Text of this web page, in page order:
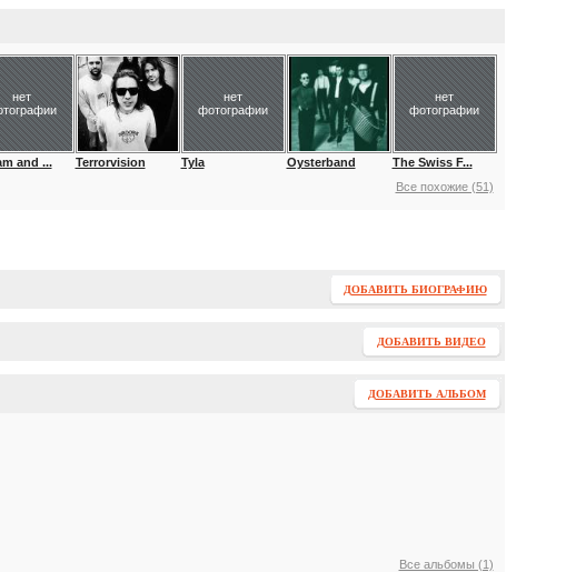
нет
and ... Terrorvision
нет
фотографии
Tyla Oysterband
нет
фотографии
The Swiss F...
Все похожие (51)
ДОБАВИТЬ БИОГРАФИЮ
ДОБАВИТЬ ВИДЕО
ДОБАВИТЬ АЛЬБОМ
Все альбомы (1)